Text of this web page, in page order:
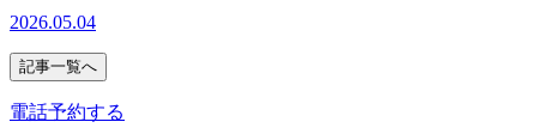
気軽にお電話でお問い合わせください。リラクゼーションス
タジオマッサージ・整体ファンにも気持ちいいと大好評!話
題のオリジナル「肩甲骨ストレッチ付ボディケア」で健康の
ための“予防”のボディケア始めませんか?≪アクセス≫最寄
「肩甲骨ストレッチ付ボディケア」で健康のための“予防”の
鉄ブルーライン/グリーンライン センター南駅センター北
しやすい!≪場所≫センター南駅1番出口から徒歩1分!横浜市
す。直近の予約状況は、土日祝が特に人気です!平日も埋ま
りやすい時間帯はありますが比較的空きがあります!※ご予
約状況は変わることがあります。お気軽にお電話でお問い合
わせください。リラクゼーションスタジオマッサージ・整体
ファンにも気持ちいいと大好評!話題のオリジナル「肩甲骨
だそうです。植物の良さに気づいたのは恥ずかしながらここ
数年で、最近は観葉植物を家に置くようになりました^^イン
テリアとしてはもちろん、空気洗浄やリラックス効果も期待
できるのでおすすめです!おすすめの観葉植物がありました
2026.05.04
記事一覧へ
電話予約する